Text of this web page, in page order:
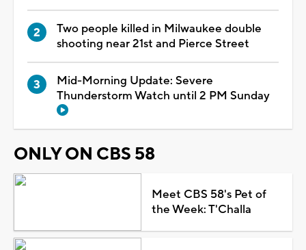
Two people killed in Milwaukee double
shooting near 21st and Pierce Street
Mid-Morning Update: Severe
Thunderstorm Watch until 2 PM Sunday
ONLY ON CBS 58
Meet CBS 58's Pet of
the Week: T'Challa